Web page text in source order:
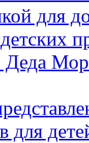
для
Деда
для